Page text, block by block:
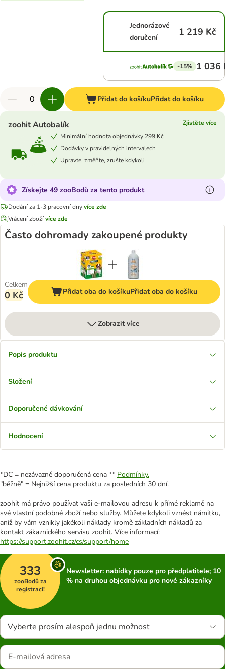
Jednorázové
doručení
1 219 Kč
-15% 1 036
Přidat do košíkuPřidat do košíku
zoohit Autobalík
Zjistěte více
Minimální hodnota objednávky 299 Kč
Dodávky v pravidelných intervalech
Upravte, změňte, zrušte kdykoli
Získejte 49 zooBodů za tento produkt
Dodání za 1-3 pracovní dnyvíce zde
Vrácení zbožívíce zde
Často dohromady zakoupené produkty
Celkem
0 Kč Přidat oba do košíkuPřidat oba do košíku
Zobrazit více
Popis produktu
Složení
Doporučené dávkování
Hodnocení
*DC = nezávazně doporučená cena ** Podmínky.
"běžně" = Nejnižší cena produktu za posledních 30 dní.
zoohit má právo používat vaši e-mailovou adresu k přímé reklamě na
své vlastní podobné zboží nebo služby. Můžete kdykoli vznést námitku,
aniž by vám vznikly jakékoli náklady kromě základních nákladů za
kontakt zákaznického servisu zoohit. Více informací:
https://support.zoohit.cz/cs/support/home
333
zooBodů za
registraci!
Newsletter: nabídky pouze pro předplatitele; 10
% na druhou objednávku pro nové zákazníky
Vyberte prosím alespoň jednu možnost